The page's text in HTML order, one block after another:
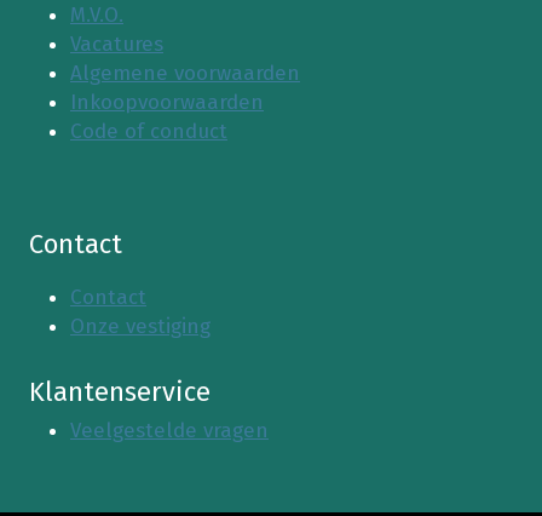
M.V.O.
Vacatures
Algemene voorwaarden
Inkoopvoorwaarden
Code of conduct
Contact
Contact
Onze vestiging
Klantenservice
Veelgestelde vragen